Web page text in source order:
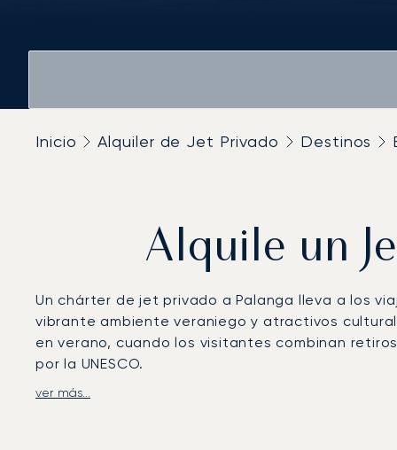
Inicio Alquiler de Jet Privado Destinos
Alquile un
Un chárter de jet privado a Palanga lleva a los
vibrante ambiente veraniego y atractivos
en verano, cuando los visitantes combinan
por la UNESCO.
LunaJets organiza vuelos privados al
ver más...